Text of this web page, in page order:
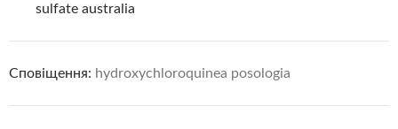
sulfate australia
Сповіщення: hydroxychloroquinea posologia